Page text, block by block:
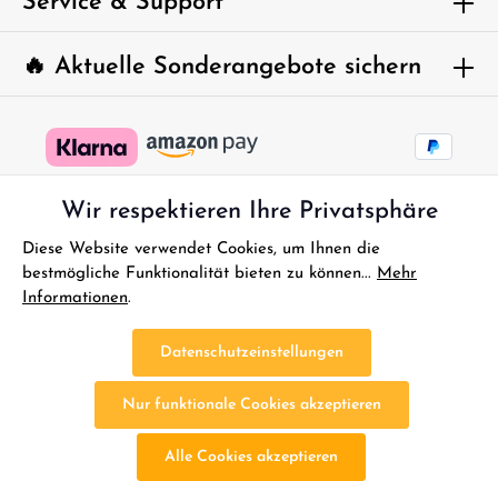
🔥 Aktuelle Sonderangebote sichern
ggf. Nachnahmegebühren, wenn nicht anders angegeben.
FAQ - Sofort Hilfe
Reklamationen
Bestellung Widerrufen
Widerrufsbelehrung
AGB Batterieentsorgung
Altölentsorgung
Cookie-Einstellungen
Wir respektieren Ihre Privatsphäre
Diese Website verwendet Cookies, um Ihnen die
bestmögliche Funktionalität bieten zu können... Mehr
Informationen.
Datenschutzeinstellungen
Nur funktionale Cookies akzeptieren
Alle Cookies akzeptieren